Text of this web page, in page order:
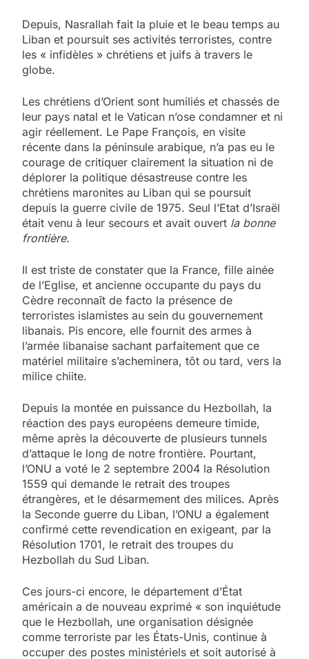
Depuis, Nasrallah fait la pluie et le beau temps au
Liban et poursuit ses activités terroristes, contre
les « infidèles » chrétiens et juifs à travers le
globe.
Les chrétiens d’Orient sont humiliés et chassés de
leur pays natal et le Vatican n’ose condamner et ni
agir réellement. Le Pape François, en visite
récente dans la péninsule arabique, n’a pas eu le
courage de critiquer clairement la situation ni de
déplorer la politique désastreuse contre les
chrétiens maronites au Liban qui se poursuit
depuis la guerre civile de 1975. Seul l’Etat d’Israël
était venu à leur secours et avait ouvert la bonne
frontière.
Il est triste de constater que la France, fille ainée
de l’Eglise, et ancienne occupante du pays du
Cèdre reconnaît de facto la présence de
terroristes islamistes au sein du gouvernement
libanais. Pis encore, elle fournit des armes à
l’armée libanaise sachant parfaitement que ce
matériel militaire s’acheminera, tôt ou tard, vers la
milice chiite.
Depuis la montée en puissance du Hezbollah, la
réaction des pays européens demeure timide,
même après la découverte de plusieurs tunnels
d’attaque le long de notre frontière. Pourtant,
l’ONU a voté le 2 septembre 2004 la Résolution
1559 qui demande le retrait des troupes
étrangères, et le désarmement des milices. Après
la Seconde guerre du Liban, l’ONU a également
confirmé cette revendication en exigeant, par la
Résolution 1701, le retrait des troupes du
Hezbollah du Sud Liban.
Ces jours-ci encore, le département d’État
américain a de nouveau exprimé « son inquiétude
que le Hezbollah, une organisation désignée
comme terroriste par les États-Unis, continue à
occuper des postes ministériels et soit autorisé à